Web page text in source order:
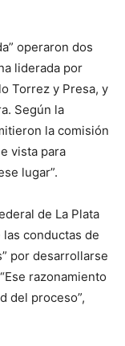
operaron dos
liderada por
Torrez y Presa, y
Según la
la comisión
vista para
lugar”.
de La Plata
conductas de
por desarrollarse
razonamiento
del proceso”,